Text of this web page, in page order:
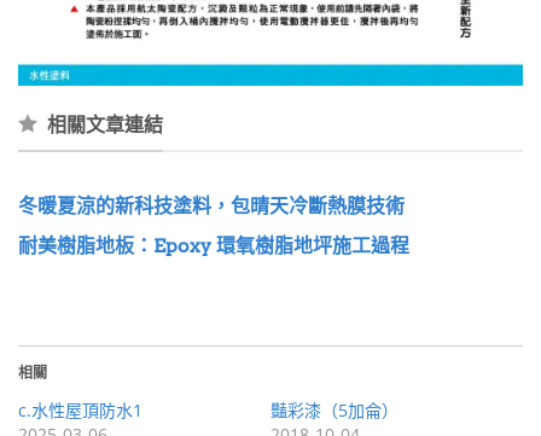
相關文章連結
冬暖夏涼的新科技塗料，包晴天冷斷熱膜技術
耐美樹脂地板：Epoxy 環氧樹脂地坪施工過程
相關
c.水性屋頂防水1
豔彩漆（5加侖）